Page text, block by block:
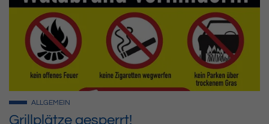
Grillplätze gesperrt!
ALLGEMEIN